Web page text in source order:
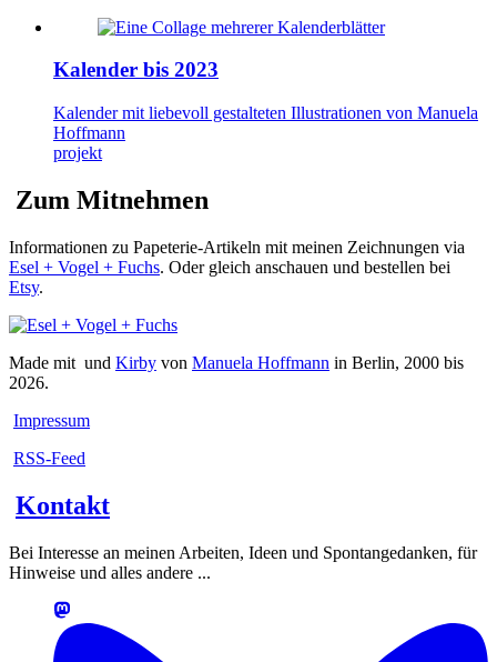
Kalender bis 2023
Kalender mit liebevoll gestalteten Illustrationen von Manuela
Hoffmann
projekt
Zum Mitnehmen
Informationen zu Papeterie-Artikeln mit meinen Zeichnungen via
Esel + Vogel + Fuchs. Oder gleich anschauen und bestellen bei
Etsy.
Made mit und Kirby von Manuela Hoffmann in Berlin, 2000 bis
2026.
Impressum
RSS-Feed
Kontakt
Bei Interesse an meinen Arbeiten, Ideen und Spontangedanken, für
Hinweise und alles andere ...